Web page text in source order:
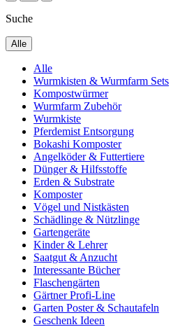
Suche
Alle
Alle
Wurmkisten & Wurmfarm Sets
Kompostwürmer
Wurmfarm Zubehör
Wurmkiste
Pferdemist Entsorgung
Bokashi Komposter
Angelköder & Futtertiere
Dünger & Hilfsstoffe
Erden & Substrate
Komposter
Vögel und Nistkästen
Schädlinge & Nützlinge
Gartengeräte
Kinder & Lehrer
Saatgut & Anzucht
Interessante Bücher
Flaschengärten
Gärtner Profi-Line
Garten Poster & Schautafeln
Geschenk Ideen